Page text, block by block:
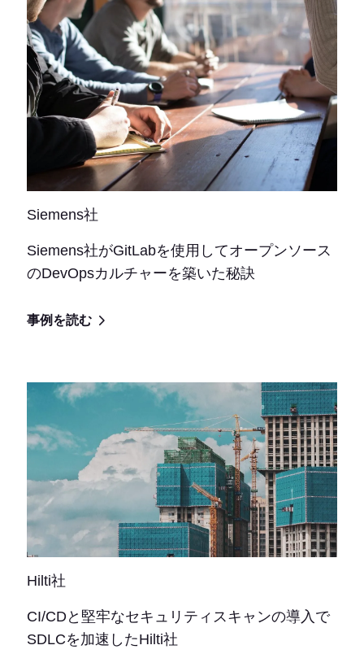
Siemens社
Siemens社がGitLabを使用してオープンソース
のDevOpsカルチャーを築いた秘訣
事例を読む
Hilti社
CI/CDと堅牢なセキュリティスキャンの導入で
SDLCを加速したHilti社